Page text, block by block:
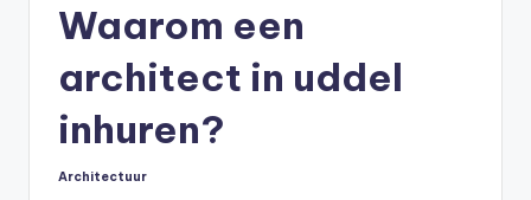
Waarom een
architect in uddel
inhuren?
Geplaatst
Architectuur